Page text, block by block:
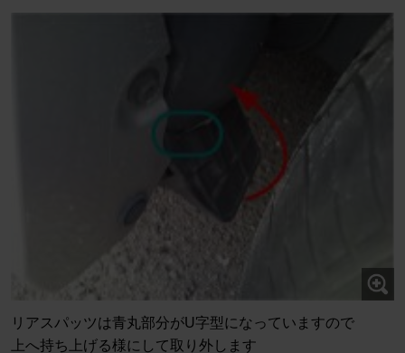
リアスパッツは青丸部分がU字型になっていますので
上へ持ち上げる様にして取り外します